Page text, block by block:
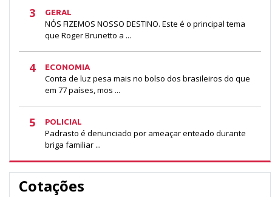
3 GERAL
NÓS FIZEMOS NOSSO DESTINO. Este é o principal tema
que Roger Brunetto a ...
4 ECONOMIA
Conta de luz pesa mais no bolso dos brasileiros do que
em 77 países, mos ...
5 POLICIAL
Padrasto é denunciado por ameaçar enteado durante
briga familiar ...
Cotações